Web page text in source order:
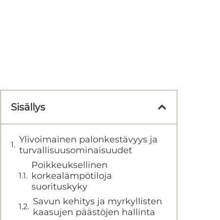
Sisällys
Ylivoimainen palonkestävyys ja
turvallisuusominaisuudet
Poikkeuksellinen
korkealämpötiloja
suorituskyky
Savun kehitys ja myrkyllisten
kaasujen päästöjen hallinta